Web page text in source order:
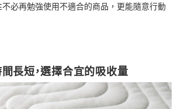
必再勉強使用不適合的商品，更能隨意行動
長短，選擇合宜的吸收量